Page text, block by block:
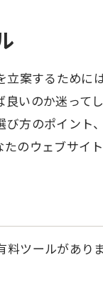
案するために
いのか迷って
方のポイント
のウェブサイ
ツールがあり